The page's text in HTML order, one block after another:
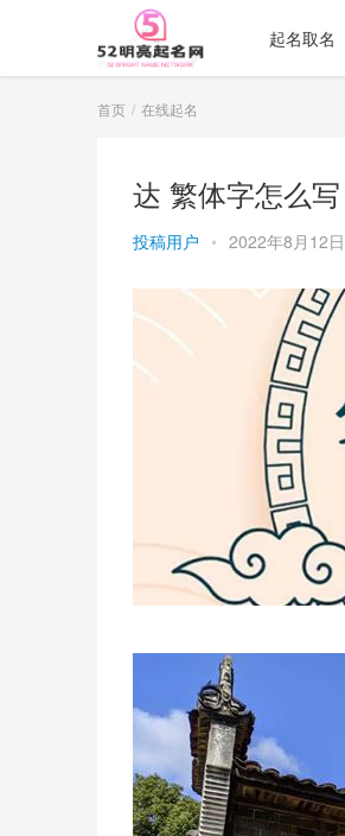
起名取名
首页 在线起名
达 繁体字怎么
投稿用户 • 2022年8月12